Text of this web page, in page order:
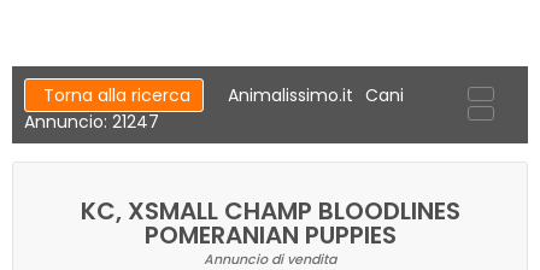
Torna alla ricerca Animalissimo.it Cani
Annuncio: 21247
KC, XSMALL CHAMP BLOODLINES
POMERANIAN PUPPIES
Annuncio di vendita